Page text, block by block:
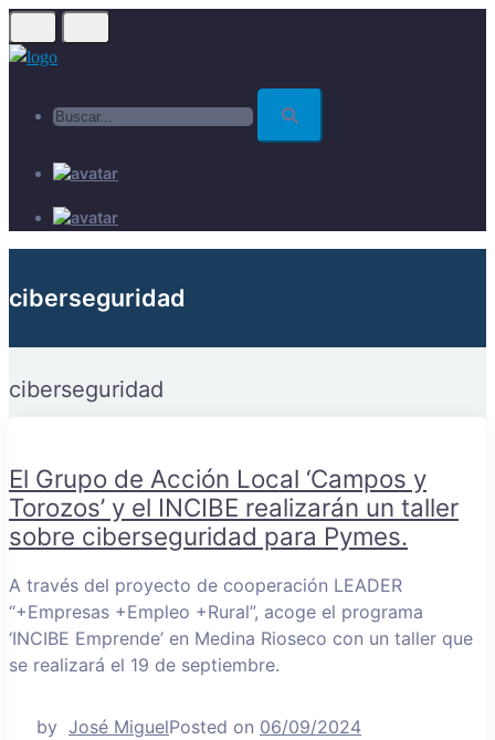
Skip
to
ciberseguridad
ciberseguridad
El Grupo de Acción Local ‘Campos y
Torozos’ y el INCIBE realizarán un taller
sobre ciberseguridad para Pymes.
A través del proyecto de cooperación LEADER
“+Empresas +Empleo +Rural”, acoge el programa
‘INCIBE Emprende’ en Medina Rioseco con un taller que
se realizará el 19 de septiembre.
by José MiguelPosted on 06/09/2024